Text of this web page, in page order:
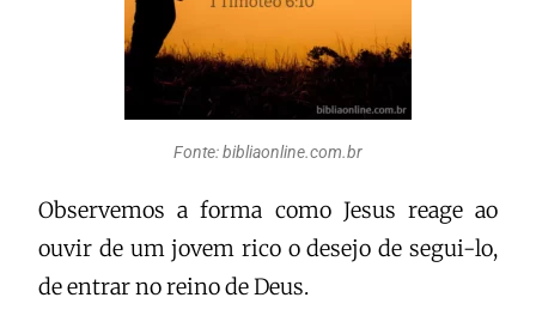
Fonte: bibliaonline.com.br
Observemos a forma como Jesus reage ao
ouvir de um jovem rico o desejo de segui-lo,
de entrar no reino de Deus.